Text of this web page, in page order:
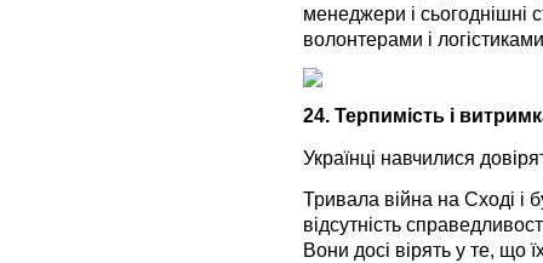
менеджери і сьогоднішні
волонтерами і
24. Терпимість і
Українці навчилися
Тривала війна на Сході і
відсутність
Вони досі вірять у те, що